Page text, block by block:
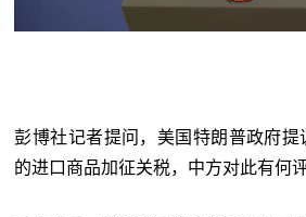
彭博社记者提问，美国特朗普政府提
的进口商品加征关税，中方对此有何评